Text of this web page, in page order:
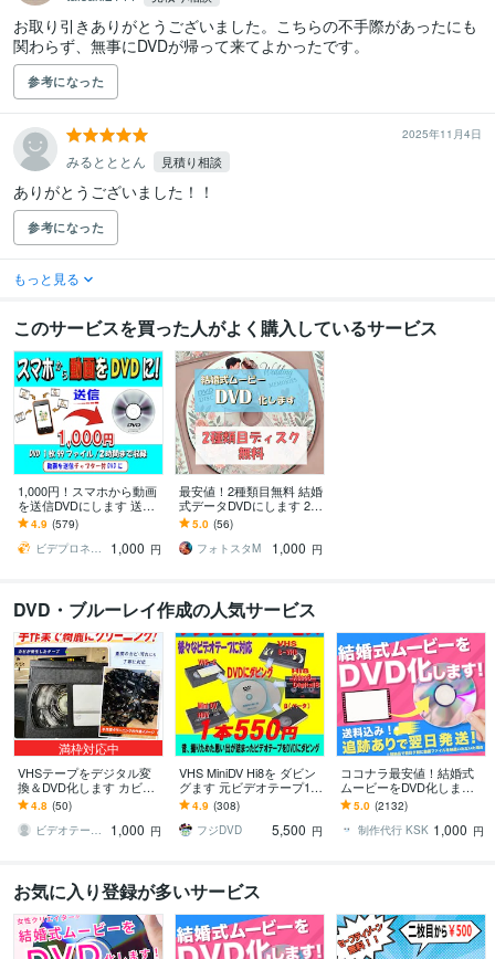
お取り引きありがとうございました。こちらの不手際があったにも
関わらず、無事にDVDが帰って来てよかったです。
参考になった
2025年11月4日
みるとととん 見積り相談
ありがとうございました！！
参考になった
もっと見る
このサービスを買った人がよく購入しているサービス
1,000円！スマホから動画
を送信DVDにします 送信
した動画を、写真チャプ
ター画面で確認してから
作成できる！
4.9 (579)
ビデプロネット
1,000 円
最安値！2種類目無料 結婚
式データDVDにします 2種
類目無料 BD対応 送料
無料・翌日発送・ケース
付き
5.0 (56)
フォトスタM
1,000 円
DVD・ブルーレイ作成の人気サービス
満枠対応中
VHSテープをデジタル変
換＆DVD化します カビ除
去対応。スマホ再生可。
プロ用機器で高画質！
4.8 (50)
ビデオテープ専門店
1,000 円
VHS MiniDV Hi8を ダビン
グます 元ビデオテープ10
本分の特別価格です
4.9 (308)
フジDVD
5,500 円
ココナラ最安値！結婚式
ムービーをDVD化します
当日or翌日発送！ケース
有り、送料込み、安心保
証付き
5.0 (2132)
制作代行 KSK 1,000 円
お気に入り登録が多いサービス